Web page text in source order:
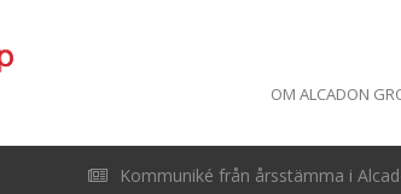
OM ALCADON
Kommuniké från årsstämma i